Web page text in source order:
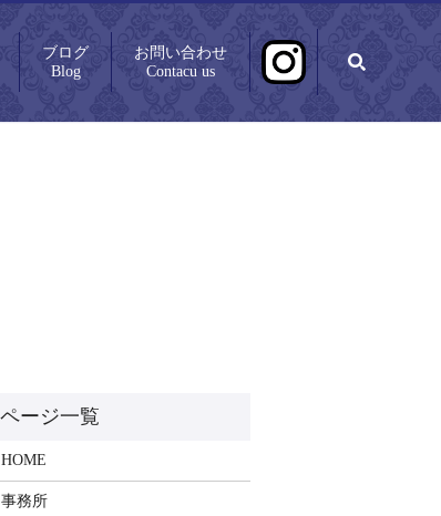
ブログ
Blog
お問い合わせ
Contacu us
HOME
事務所